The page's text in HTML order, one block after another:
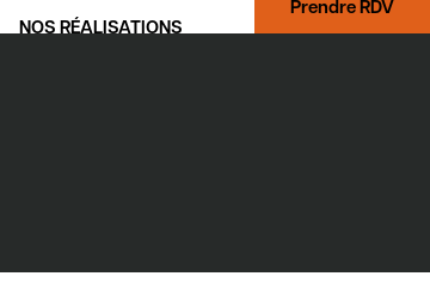
NOS RÉALISATIONS
Prendre RDV